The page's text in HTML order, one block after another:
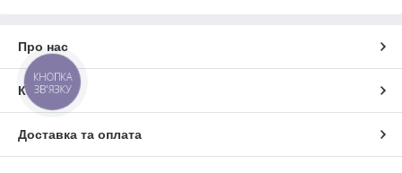
Про нас
Контакти
Доставка та оплата
КНОПКА
ЗВ'ЯЗКУ